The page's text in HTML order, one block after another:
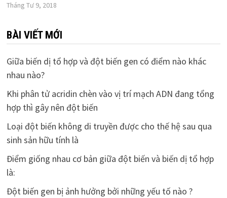
Tháng Tư 9, 2018
BÀI VIẾT MỚI
Giữa biến dị tổ hợp và đột biến gen có điểm nào khác
nhau nào?
Khi phân tử acridin chèn vào vị trí mạch ADN đang tổng
hợp thì gây nên đột biến
Loại đột biến không di truyền được cho thế hệ sau qua
sinh sản hữu tính là
Điểm giống nhau cơ bản giữa đột biến và biến dị tổ hợp
là:
Đột biến gen bị ảnh hưởng bởi những yếu tố nào ?